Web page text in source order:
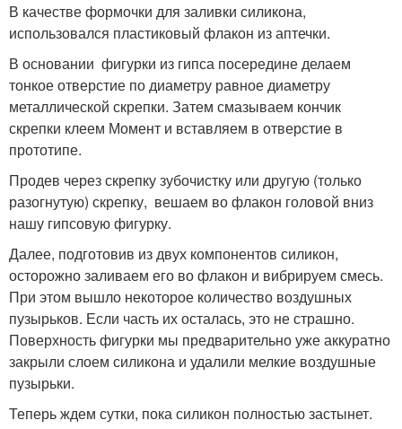
В качестве формочки для заливки силикона,
использовался пластиковый флакон из аптечки.
В основании фигурки из гипса посередине делаем
тонкое отверстие по диаметру равное диаметру
металлической скрепки. Затем смазываем кончик
скрепки клеем Момент и вставляем в отверстие в
прототипе.
Продев через скрепку зубочистку или другую (только
разогнутую) скрепку, вешаем во флакон головой вниз
нашу гипсовую фигурку.
Далее, подготовив из двух компонентов силикон,
осторожно заливаем его во флакон и вибрируем смесь.
При этом вышло некоторое количество воздушных
пузырьков. Если часть их осталась, это не страшно.
Поверхность фигурки мы предварительно уже аккуратно
закрыли слоем силикона и удалили мелкие воздушные
пузырьки.
Теперь ждем сутки, пока силикон полностью застынет.